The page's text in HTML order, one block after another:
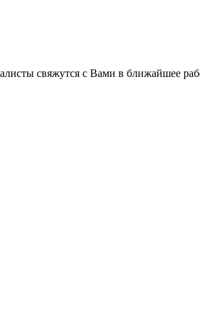
свяжутся с Вами в ближайшее